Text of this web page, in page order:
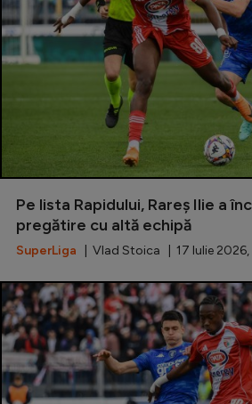
Pe lista Rapidului, Rareș Ilie a
pregătire cu altă echipă
SuperLiga | Vlad Stoica | 17 Iulie 2026,